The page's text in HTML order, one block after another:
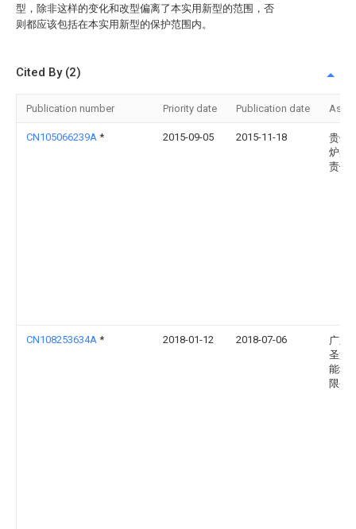
型，除非这样的变化和改型偏离了本实用新型的范围，否
则都应该包括在本实用新型的保护范围内。
Cited By (2)
Publication number Priority date Publication date
CN105066239A * 2015-09-05 2015-11-18
贵州
炉具
责任
CN108253634A * 2018-01-12 2018-07-06
广东
圣堡
能科
限公